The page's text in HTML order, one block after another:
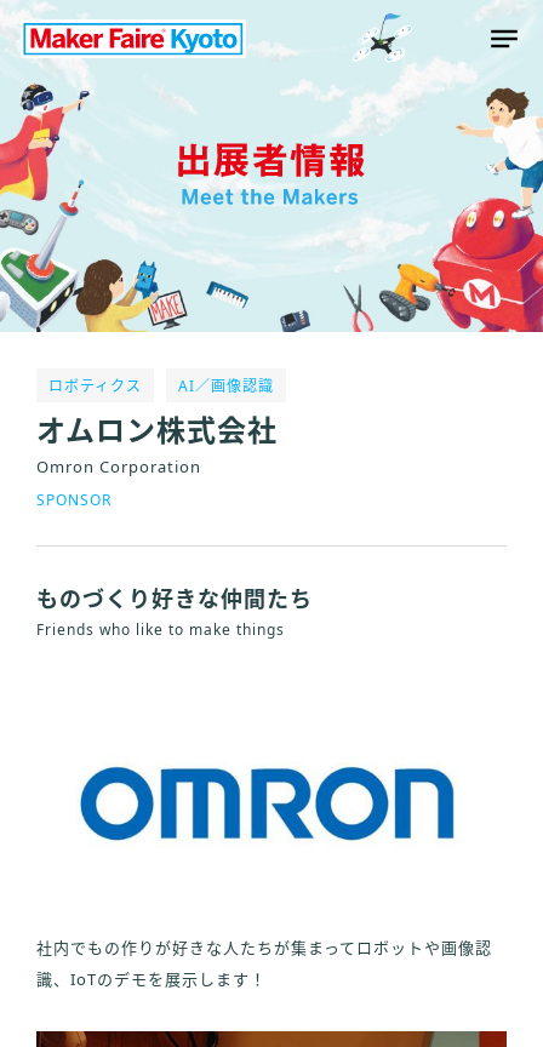
ロボティクス AI／画像認識
オムロン株式会社
Omron Corporation
SPONSOR
ものづくり好きな仲間たち
Friends who like to make things
社内でもの作りが好きな人たちが集まってロボットや画像認
識、IoTのデモを展示します！